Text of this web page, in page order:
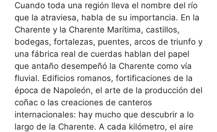
Cuando toda una región lleva el nombre del río
que la atraviesa, habla de su importancia. En la
Charente y la Charente Marítima, castillos,
bodegas, fortalezas, puentes, arcos de triunfo y
una fábrica real de cuerdas hablan del papel
que antaño desempeñó la Charente como vía
fluvial. Edificios romanos, fortificaciones de la
época de Napoleón, el arte de la producción del
coñac o las creaciones de canteros
internacionales: hay mucho que descubrir a lo
largo de la Charente. A cada kilómetro, el aire